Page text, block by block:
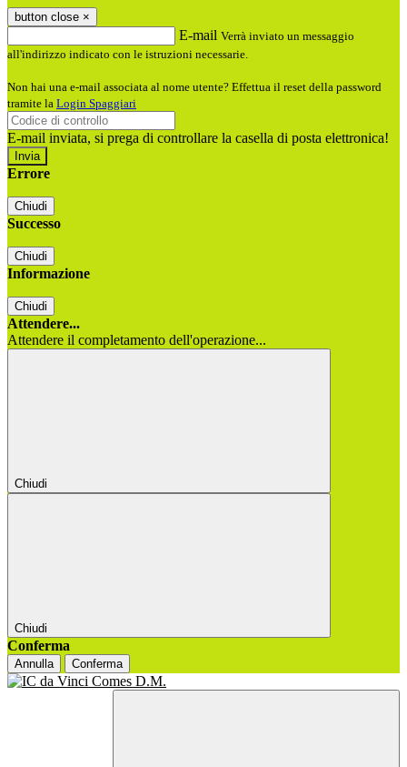
button close ×
E-mail Verrà inviato un messaggio
all'indirizzo indicato con le istruzioni necessarie.
Non hai una e-mail associata al nome utente? Effettua il reset della password
tramite la Login Spaggiari
E-mail inviata, si prega di controllare la casella di posta elettronica!
Errore
Chiudi
Successo
Chiudi
Informazione
Chiudi
Attendere...
Attendere il completamento dell'operazione...
Chiudi
Chiudi
Conferma
Annulla Conferma